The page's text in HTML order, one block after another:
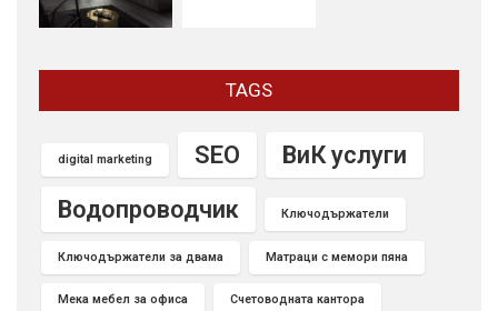
TAGS
digital marketing SEO
ВиК услуги
Водопроводчик
Ключодържатели
Ключодържатели за двама Матраци с мемори пяна
Мека мебел за офиса Счетоводната кантора